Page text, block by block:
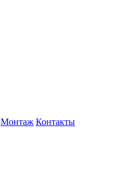
Монтаж Контакты